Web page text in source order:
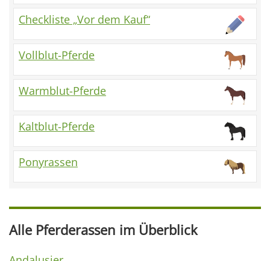
Checkliste „Vor dem Kauf“
Vollblut-Pferde
Warmblut-Pferde
Kaltblut-Pferde
Ponyrassen
Alle Pferderassen im Überblick